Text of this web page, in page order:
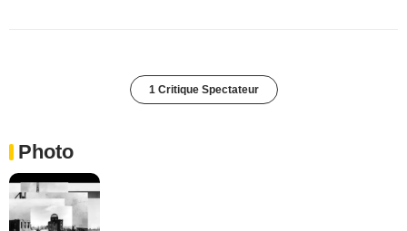
1 Critique Spectateur
Photo